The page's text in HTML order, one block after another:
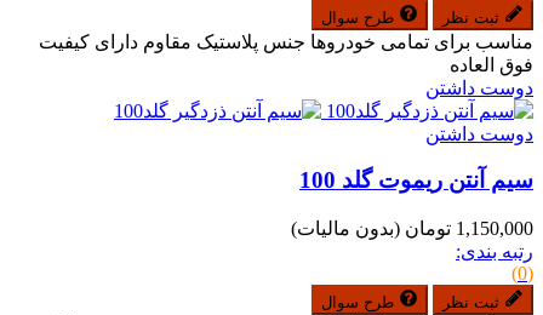
ثبت نظر طرح سوال
مناسب برای تمامی خودروها جنس پلاستیک مقاوم دارای کیفیت
فوق العاده
دوست داشتن
دوست داشتن
سیم آنتن ریموت گلد 100
1,150,000 تومان
(بدون مالیات)
رتبه بندی:
(0)
ثبت نظر طرح سوال